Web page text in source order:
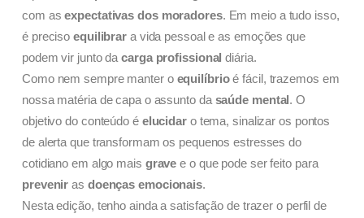
com asexpectativas dos moradores. Em meio a tudo isso,
é precisoequilibrar a vida pessoal e as emoções que
podem vir junto dacarga profissional diária.
Como nem sempre manter o equilíbrioé fácil, trazemos em
nossa matéria de capa o assunto da saúde mental. O
objetivo do conteúdo é elucidaro tema, sinalizar os pontos
de alerta que transformam os pequenos estresses do
cotidiano em algo mais grave e o que pode ser feito para
prevenir as doenças emocionais.
Nesta edição, tenho ainda a satisfação de trazer o perfil de